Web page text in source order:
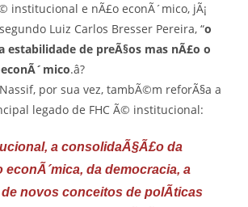
institucional e nÃ£o econÃ´mico, jÃ¡
Luiz Carlos Bresser Pereira, “o
estabilidade de preÃ§os mas nÃ£o o
.â?
por sua vez, tambÃ©m reforÃ§a a
legado de FHC Ã© institucional:
a consolidaÃ§Ã£o da
econÃ´mica, da democracia, a
novos conceitos de polÃ­ticas